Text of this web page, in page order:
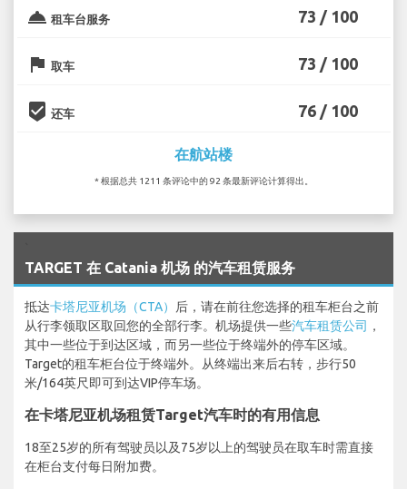
room_service 租车台服务 73 / 100
flag 取车 73 / 100
beenhere 还车 76 / 100
在航站楼
* 根据总共 1211 条评论中的 92 条最新评论计算得出。
TARGET 在 Catania 机场 的汽车租赁服务
抵达卡塔尼亚机场（CTA）
后，请在前往您选择的租车柜台之前
从行李领取区取回您的全部行李。机场提供一些汽车租赁公司 ，
其中一些位于到达区域，而另一些位于终端外的停车区域。
Target的租车柜台位于终端外。从终端出来后右转，步行50
米/164英尺即可到达VIP停车场。
在卡塔尼亚机场租赁Target汽车时的有用信息
18至25岁的所有驾驶员以及75岁以上的驾驶员在取车时需直接
在柜台支付每日附加费。